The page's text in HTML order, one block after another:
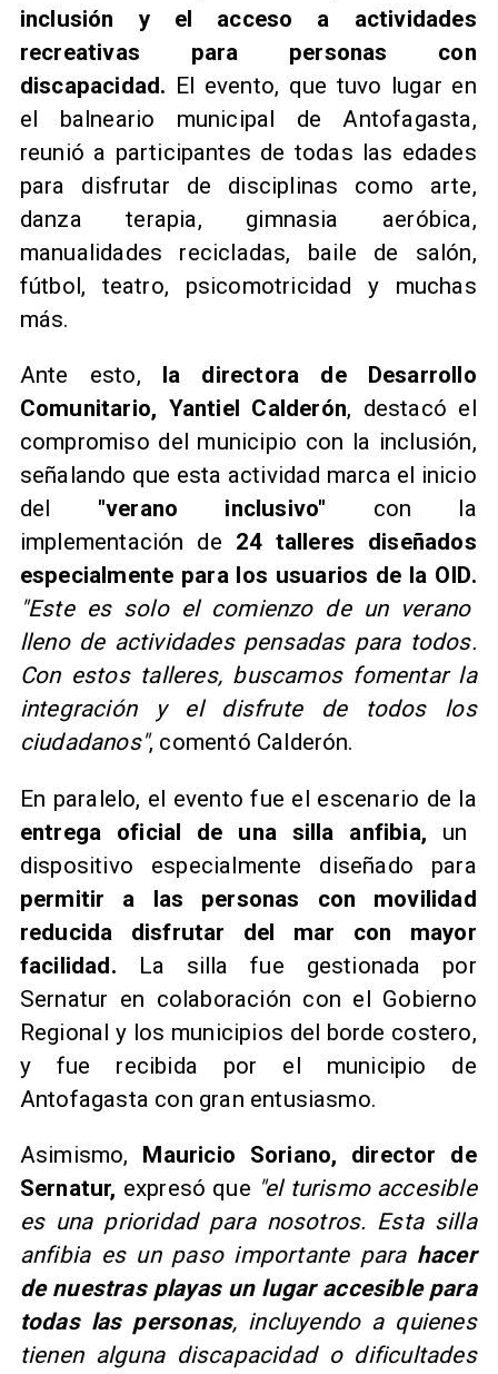
inclusión y el acceso a actividades
recreativas para personas con
discapacidad. El evento, que tuvo lugar en
el balneario municipal de Antofagasta,
reunió a participantes de todas las edades
para disfrutar de disciplinas como arte,
danza terapia, gimnasia aeróbica,
manualidades recicladas, baile de salón,
fútbol, teatro, psicomotricidad y muchas
más.
Ante esto, la directora de Desarrollo
Comunitario, Yantiel Calderón, destacó el
compromiso del municipio con la inclusión,
señalando que esta actividad marca el inicio
del "verano inclusivo" con la
implementación de 24 talleres diseñados
especialmente para los usuarios de la OID.
"Este es solo el comienzo de un verano
lleno de actividades pensadas para todos.
Con estos talleres, buscamos fomentar la
integración y el disfrute de todos los
ciudadanos", comentó Calderón.
En paralelo, el evento fue el escenario de la
entrega oficial de una silla anfibia, un
dispositivo especialmente diseñado para
permitir a las personas con movilidad
reducida disfrutar del mar con mayor
facilidad. La silla fue gestionada por
Sernatur en colaboración con el Gobierno
Regional y los municipios del borde costero,
y fue recibida por el municipio de
Antofagasta con gran entusiasmo.
Asimismo, Mauricio Soriano, director de
Sernatur, expresó que "el turismo accesible
es una prioridad para nosotros. Esta silla
anfibia es un paso importante para hacer
de nuestras playas un lugar accesible para
todas las personas, incluyendo a quienes
tienen alguna discapacidad o dificultades